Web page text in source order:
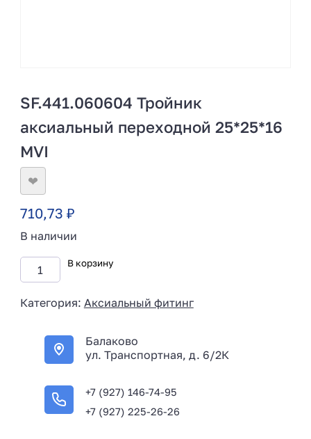
SF.441.060604 Тройник
аксиальный переходной 25*25*16
MVI
❤
710,73 ₽
В наличии
В корзину
Категория: Аксиальный фитинг
Балаково
ул. Транспортная, д. 6/2К
+7 (927) 146-74-95
+7 (927) 225-26-26